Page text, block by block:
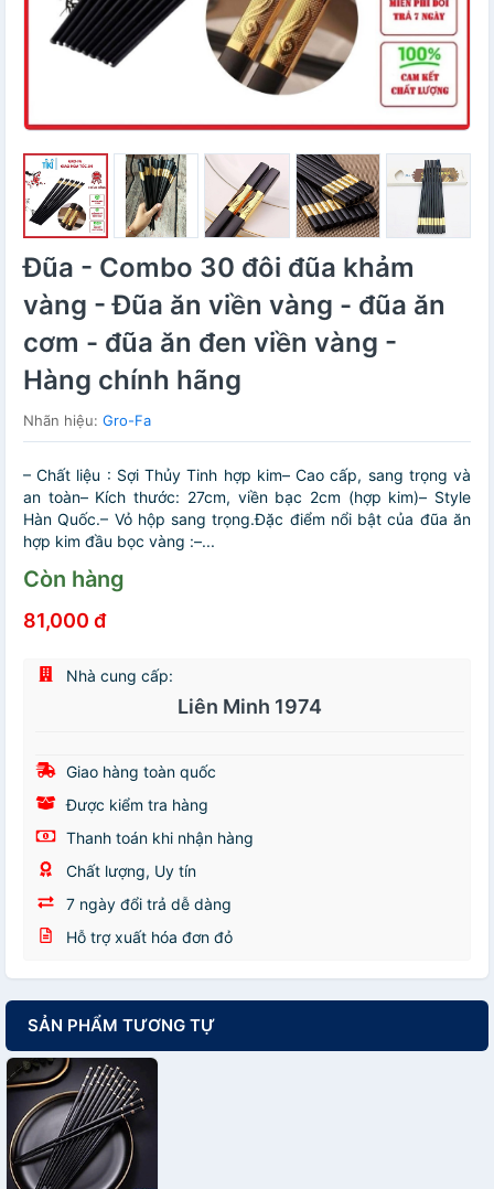
Đũa - Combo 30 đôi đũa khảm
vàng - Đũa ăn viền vàng - đũa ăn
cơm - đũa ăn đen viền vàng -
Hàng chính hãng
Nhãn hiệu: Gro-Fa
– Chất liệu : Sợi Thủy Tinh hợp kim– Cao cấp, sang trọng và
an toàn– Kích thước: 27cm, viền bạc 2cm (hợp kim)– Style
Hàn Quốc.– Vỏ hộp sang trọng.Đặc điểm nổi bật của đũa ăn
hợp kim đầu bọc vàng :–...
Còn hàng
81,000 đ
Nhà cung cấp:
Liên Minh 1974
Giao hàng toàn quốc
Được kiểm tra hàng
Thanh toán khi nhận hàng
Chất lượng, Uy tín
7 ngày đổi trả dễ dàng
Hỗ trợ xuất hóa đơn đỏ
SẢN PHẨM TƯƠNG TỰ